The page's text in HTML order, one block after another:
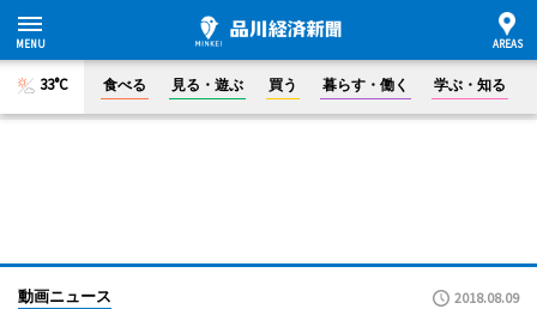
33°C 食べる 見る・遊ぶ 買う 暮らす・働く 学ぶ・知る
動画ニュース 2018.08.09